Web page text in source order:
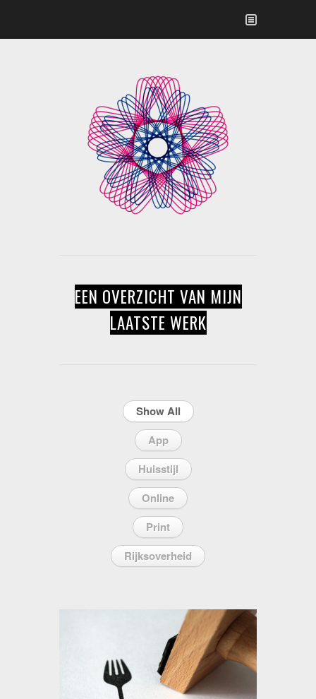
EEN OVERZICHT VAN MIJN
LAATSTE WERK
Show All
App
Huisstijl
Online
Print
Rijksoverheid